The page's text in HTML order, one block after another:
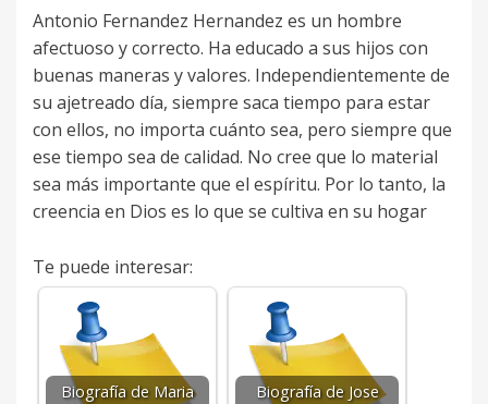
Antonio Fernandez Hernandez es un hombre
afectuoso y correcto. Ha educado a sus hijos con
buenas maneras y valores. Independientemente de
su ajetreado día, siempre saca tiempo para estar
con ellos, no importa cuánto sea, pero siempre que
ese tiempo sea de calidad. No cree que lo material
sea más importante que el espíritu. Por lo tanto, la
creencia en Dios es lo que se cultiva en su hogar
Te puede interesar:
Biografía de Maria
Biografía de Jose